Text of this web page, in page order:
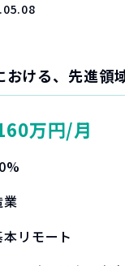
万円/月
業
本リモート